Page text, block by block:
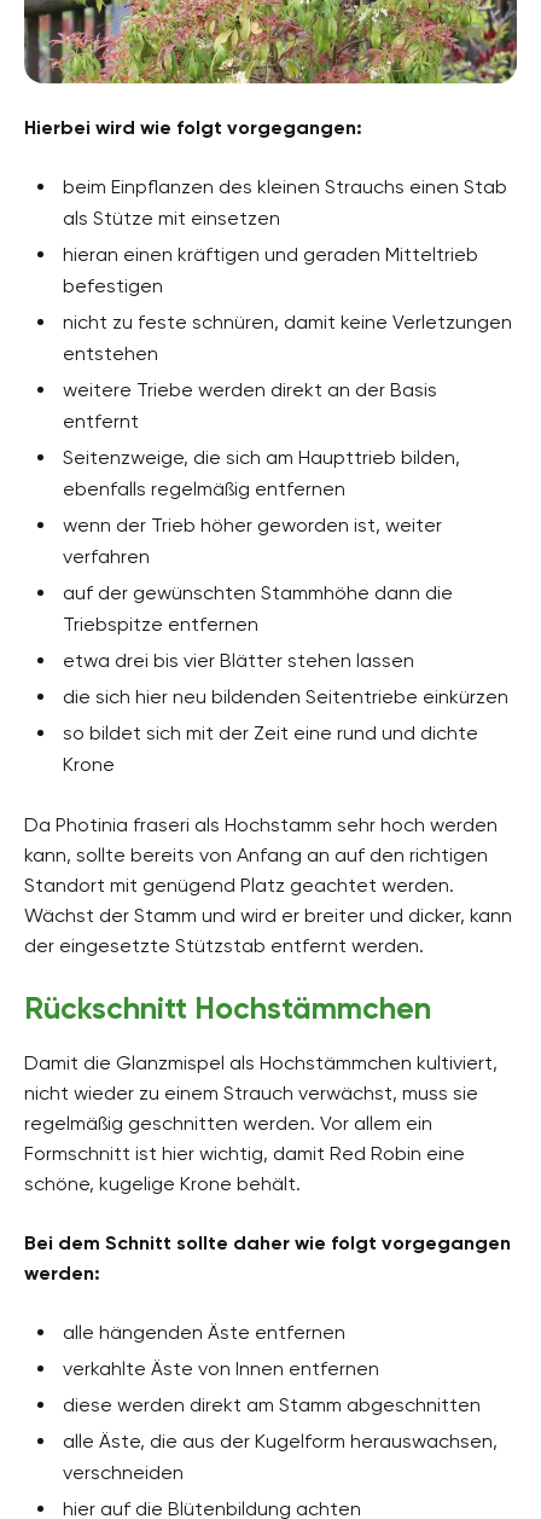
Hierbei wird wie folgt vorgegangen:
beim Einpflanzen des kleinen Strauchs einen Stab
als Stütze mit einsetzen
hieran einen kräftigen und geraden Mitteltrieb
befestigen
nicht zu feste schnüren, damit keine Verletzungen
entstehen
weitere Triebe werden direkt an der Basis
entfernt
Seitenzweige, die sich am Haupttrieb bilden,
ebenfalls regelmäßig entfernen
wenn der Trieb höher geworden ist, weiter
verfahren
auf der gewünschten Stammhöhe dann die
Triebspitze entfernen
etwa drei bis vier Blätter stehen lassen
die sich hier neu bildenden Seitentriebe einkürzen
so bildet sich mit der Zeit eine rund und dichte
Krone
Da Photinia fraseri als Hochstamm sehr hoch werden
kann, sollte bereits von Anfang an auf den richtigen
Standort mit genügend Platz geachtet werden.
Wächst der Stamm und wird er breiter und dicker, kann
der eingesetzte Stützstab entfernt werden.
Rückschnitt Hochstämmchen
Damit die Glanzmispel als Hochstämmchen kultiviert,
nicht wieder zu einem Strauch verwächst, muss sie
regelmäßig geschnitten werden. Vor allem ein
Formschnitt ist hier wichtig, damit Red Robin eine
schöne, kugelige Krone behält.
Bei dem Schnitt sollte daher wie folgt vorgegangen
werden:
alle hängenden Äste entfernen
verkahlte Äste von Innen entfernen
diese werden direkt am Stamm abgeschnitten
alle Äste, die aus der Kugelform herauswachsen,
verschneiden
hier auf die Blütenbildung achten